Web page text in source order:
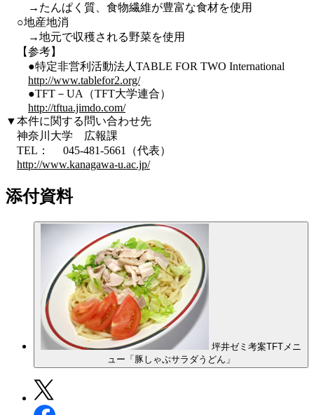
→たんぱく質、食物繊維が豊富な食材を使用
○地産地消
→地元で収穫される野菜を使用
【参考】
●特定非営利活動法人TABLE FOR TWO International
http://www.tablefor2.org/
●TFT－UA（TFT大学連合）
http://tftua.jimdo.com/
▼本件に関する問い合わせ先
神奈川大学 広報課
TEL： 045-481-5661（代表）
http://www.kanagawa-u.ac.jp/
添付資料
坪井ゼミ考案TFTメニ
ュー「豚しゃぶサラダうどん」